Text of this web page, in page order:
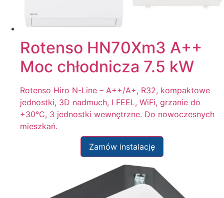
Rotenso HN70Xm3 A++
Moc chłodnicza 7.5 kW
Rotenso Hiro N-Line – A++/A+, R32, kompaktowe
jednostki, 3D nadmuch, I FEEL, WiFi, grzanie do
+30°C, 3 jednostki wewnętrzne. Do nowoczesnych
mieszkań.
Zamów instalację